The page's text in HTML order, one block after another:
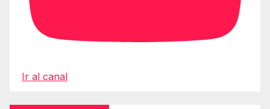
Ir al canal